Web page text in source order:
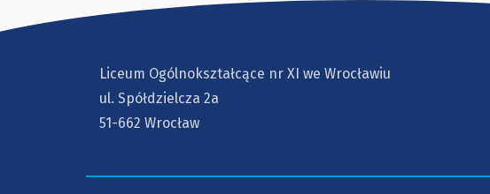
Liceum Ogólnokształcące nr XI we Wrocławiu
ul. Spółdzielcza 2a
51-662 Wrocław